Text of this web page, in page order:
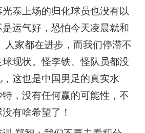
泰上场的归化球员也没有以
运气好，恐怕今天凌晨就和
人家都在进步，而我们停滞不
现状。怪李铁、怪队员都没
这也是中国男足的真实水
，没有任何赢的可能性，不
有啥希望了！